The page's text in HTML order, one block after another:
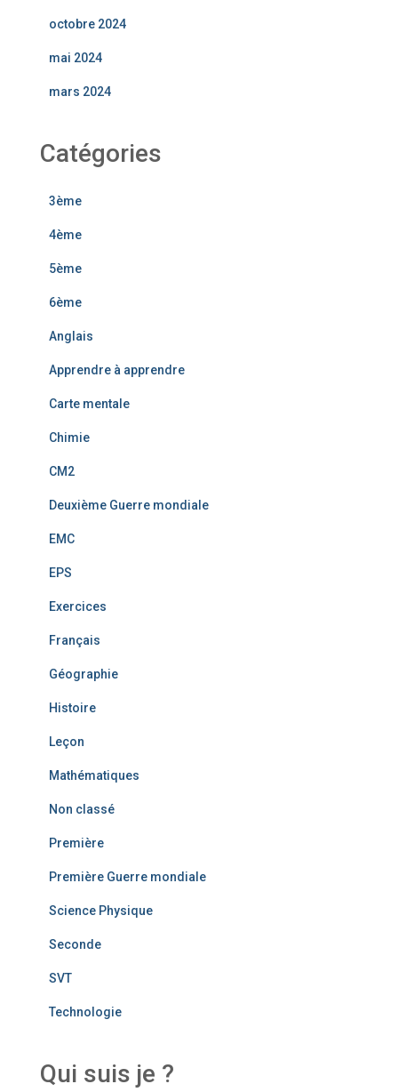
octobre 2024
mai 2024
mars 2024
Catégories
3ème
4ème
5ème
6ème
Anglais
Apprendre à apprendre
Carte mentale
Chimie
CM2
Deuxième Guerre mondiale
EMC
EPS
Exercices
Français
Géographie
Histoire
Leçon
Mathématiques
Non classé
Première
Première Guerre mondiale
Science Physique
Seconde
SVT
Technologie
Qui suis je ?